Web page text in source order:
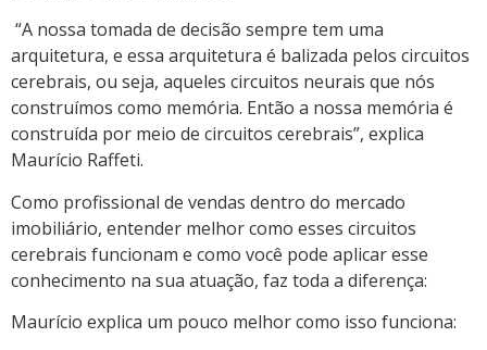
“A nossa tomada de decisão sempre tem uma
arquitetura, e essa arquitetura é balizada pelos circuitos
cerebrais, ou seja, aqueles circuitos neurais que nós
construímos como memória. Então a nossa memória é
construída por meio de circuitos cerebrais”, explica
Maurício Raffeti.
Como profissional de vendas dentro do mercado
imobiliário, entender melhor como esses circuitos
cerebrais funcionam e como você pode aplicar esse
conhecimento na sua atuação, faz toda a diferença:
Maurício explica um pouco melhor como isso funciona: